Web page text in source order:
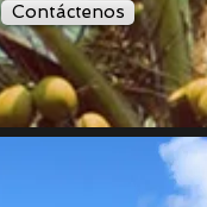
Contáctenos